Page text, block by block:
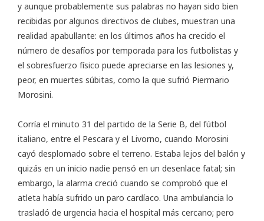
y aunque probablemente sus palabras no hayan sido bien
recibidas por algunos directivos de clubes, muestran una
realidad apabullante: en los últimos años ha crecido el
número de desafíos por temporada para los futbolistas y
el sobresfuerzo físico puede apreciarse en las lesiones y,
peor, en muertes súbitas, como la que sufrió Piermario
Morosini.
Corría el minuto 31 del partido de la Serie B, del fútbol
italiano, entre el Pescara y el Livorno, cuando Morosini
cayó desplomado sobre el terreno. Estaba lejos del balón y
quizás en un inicio nadie pensó en un desenlace fatal; sin
embargo, la alarma creció cuando se comprobó que el
atleta había sufrido un paro cardíaco. Una ambulancia lo
trasladó de urgencia hacia el hospital más cercano; pero